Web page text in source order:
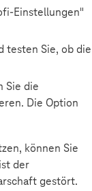
Einstellungen"
testen Sie, ob die
Sie die
Die Option
können Sie
der
gestört.